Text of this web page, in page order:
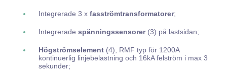
Integrerade 3 x fasströmtransformatorer;
Integrerade spänningssensorer(3) på lastsidan;
Högströmselement (4), RMF typ för 1200A
kontinuerlig linjebelastning och 16kA felström i max 3
sekunder;